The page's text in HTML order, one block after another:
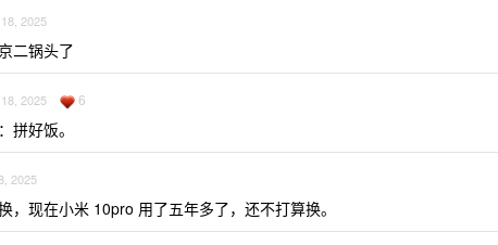
2025
二锅头了
2025 6
拼好饭。
2025
，现在小米 10pro 用了五年多了，还不打算换。